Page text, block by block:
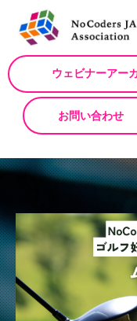
ウェビナーアー
お問い合わせ
No